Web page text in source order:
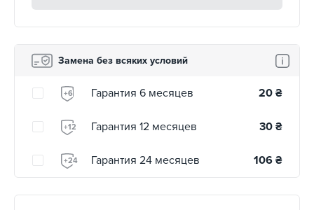
Замена без всяких условий
+6 Гарантия 6 месяцев 20 ₴
+12 Гарантия 12 месяцев 30 ₴
+24 Гарантия 24 месяцев 106 ₴